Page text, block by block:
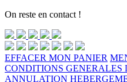
On reste en contact !
EFFACER MON PANIER
CONDITIONS GENERALES
ANNULATION